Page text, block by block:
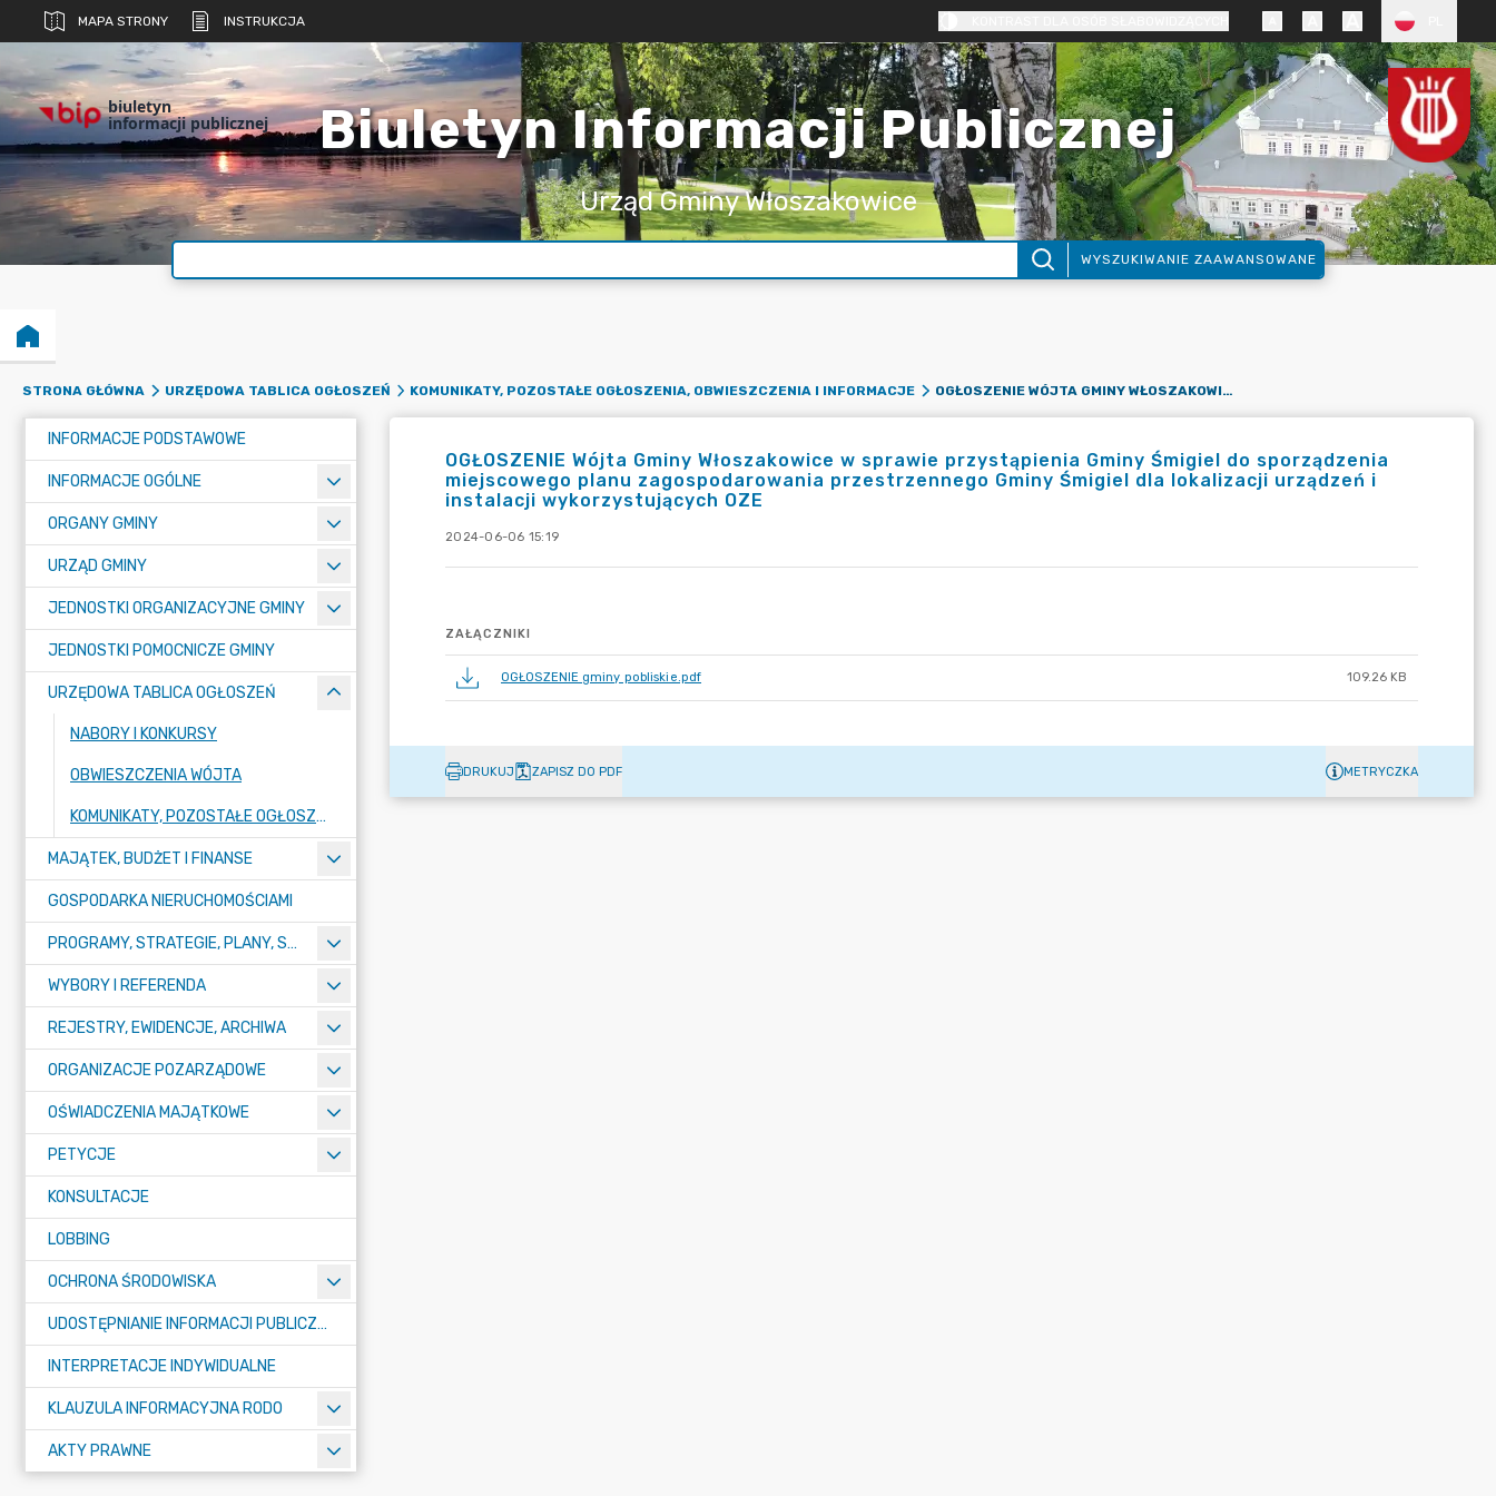
MAPA STRONY INSTRUKCJA
biuletyn
informacji publicznej Biuletyn Informacji Publicznej
Urząd Gminy Włoszakowice
WYSZUKIWANIE ZAAWANSOWANE
STRONA GŁÓWNA URZĘDOWA TABLICA OGŁOSZEŃ KOMUNIKATY, POZOSTAŁE OGŁOSZENIA, OBWIESZCZENIA I INFORMACJE OGŁOSZENIE WÓJTA GMINY WŁOSZAKOWICE W SPRAWIE PRZYSTĄPIENIA GMINY ŚMIGIEL DO SPORZĄDZENIA MIEJSCOWEGO PLANU ZAGOSPODAROWANIA PRZESTRZENNEGO GMINY ŚMIGIEL DLA LOKALIZACJI URZĄDZEŃ I INSTALACJI WYKORZYSTUJĄCYCH OZE
INFORMACJE PODSTAWOWE
INFORMACJE OGÓLNE
ORGANY GMINY
URZĄD GMINY
JEDNOSTKI ORGANIZACYJNE GMINY
JEDNOSTKI POMOCNICZE GMINY
URZĘDOWA TABLICA OGŁOSZEŃ
NABORY I KONKURSY
OBWIESZCZENIA WÓJTA
KOMUNIKATY, POZOSTAŁE OGŁOSZENIA, OBWIESZCZENIA I INFORMACJE
MAJĄTEK, BUDŻET I FINANSE
GOSPODARKA NIERUCHOMOŚCIAMI
PROGRAMY, STRATEGIE, PLANY, SPRAWOZDANIA I OPRACOWANIA
WYBORY I REFERENDA
REJESTRY, EWIDENCJE, ARCHIWA
ORGANIZACJE POZARZĄDOWE
OŚWIADCZENIA MAJĄTKOWE
PETYCJE
KONSULTACJE
LOBBING
OCHRONA ŚRODOWISKA
UDOSTĘPNIANIE INFORMACJI PUBLICZNEJ
INTERPRETACJE INDYWIDUALNE
KLAUZULA INFORMACYJNA RODO
AKTY PRAWNE
OGŁOSZENIE Wójta Gminy Włoszakowice w sprawie przystąpienia Gminy Śmigiel do sporządzenia
miejscowego planu zagospodarowania przestrzennego Gminy Śmigiel dla lokalizacji urządzeń i
instalacji wykorzystujących OZE
2024-06-06 15:19
ZAŁĄCZNIKI
OGŁOSZENIE gminy pobliskie.pdf 109.26 KB
DRUKUJ ZAPISZ DO PDF METRYCZKA